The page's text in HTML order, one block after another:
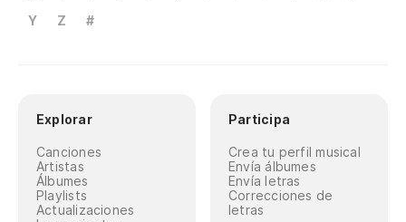
Y
Z #
Explorar
Canciones
Artistas
Álbumes
Playlists
Actualizaciones
Participa
Crea tu perfil musical
Envía álbumes
Envía letras
Correcciones de
letras